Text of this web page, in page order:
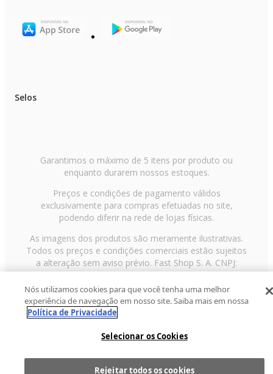
Selos
Garantimos o máximo de 5 itens por produto ou
enquanto durarem nossos estoques.
Preços e condições de pagamento válidos
exclusivamente para compras efetuadas no site,
podendo diferir na rede de lojas físicas.
As imagens dos produtos são meramente ilustrativas.
Todos os preços e condições comerciais estão sujeitos
a alteração sem aviso prévio. Fast Shop S. A. CNPJ:
43.708.379/0001-00
Avenida Zaki Narchi, nº 1650, sobreloja, Carandiru, São
Paulo/SP, CEP 02029-001, Telefone: 11 3003-3728 ©
2013 Fast Shop - Todos os direitos reservados
Nós utilizamos cookies para que você tenha uma melhor
experiência de navegação em nosso site. Saiba mais em nossa
Política de Privacidade
Selecionar os Cookies
Rejeitar todos os cookies